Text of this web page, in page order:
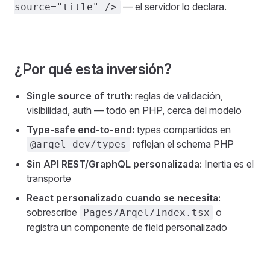
source="title" /> — el servidor lo declara.
¿Por qué esta inversión?
Single source of truth: reglas de validación,
visibilidad, auth — todo en PHP, cerca del modelo
Type-safe end-to-end: types compartidos en
@arqel-dev/types
reflejan el schema PHP
Sin API REST/GraphQL personalizada: Inertia es el
transporte
React personalizado cuando se necesita:
sobrescribe
Pages/Arqel/Index.tsx o
registra un componente de field personalizado